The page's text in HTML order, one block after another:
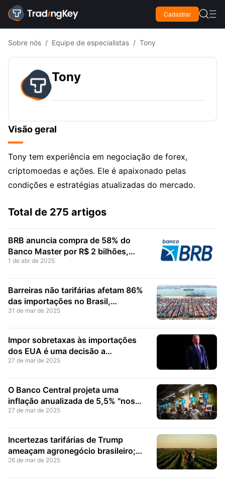
Cadastrar  
Sobre nós / Equipe de especialistas / Tony
Tony
Visão geral
Tony tem experiência em negociação de forex,
criptomoedas e ações. Ele é apaixonado pelas
condições e estratégias atualizadas do mercado.
Total de 275 artigos
BRB anuncia compra de 58% do
Banco Master por R$ 2 bilhões,
gerando questionamentos em
1 de abr de 2025
Barreiras não tarifárias afetam 86%
das importações no Brasil,
elevando tensões comerciais com
31 de mar de 2025
Impor sobretaxas às importações
dos EUA é uma decisão a
considerar, afirma Lula
27 de mar de 2025
O Banco Central projeta uma
inflação anualizada de 5,5% "nos
meses seguintes"
27 de mar de 2025
Incertezas tarifárias de Trump
ameaçam agronegócio brasileiro;
Marcos Jank recomenda prudência
26 de mar de 2025